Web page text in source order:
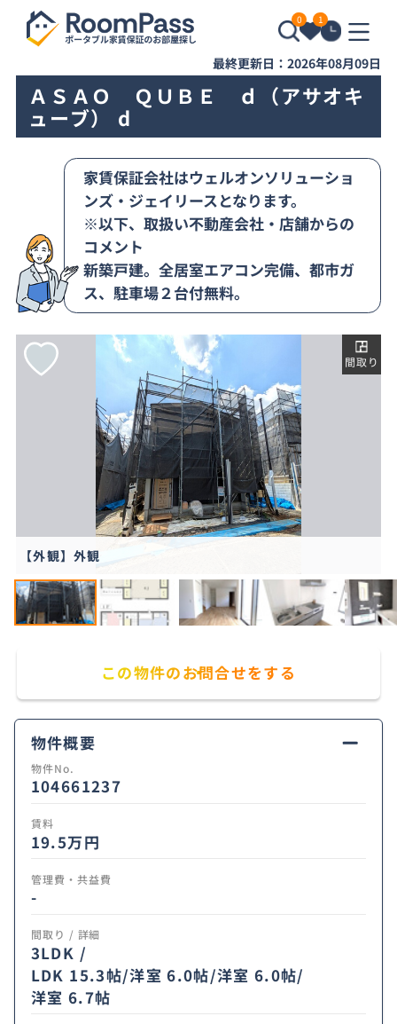
0 1
最終更新日：2026年08月09日
ＡＳＡＯ ＱＵＢＥ ｄ（アサオキ
ューブ） d
家賃保証会社はウェルオンソリューショ
ンズ・ジェイリースとなります。
※以下、取扱い不動産会社・店舗からの
コメント
新築戸建。全居室エアコン完備、都市ガ
ス、駐車場２台付無料。
【外観】外観
この物件のお問合せをする
物件概要
物件No.
104661237
賃料
19.5万円
管理費・共益費
-
間取り / 詳細
3LDK /
LDK 15.3帖/洋室 6.0帖/洋室 6.0帖/
洋室 6.7帖